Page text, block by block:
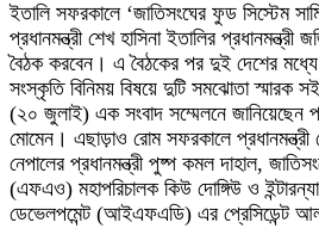
ইতালি সফরকালে ‘জাতিসংঘের ফুড সিস্টেম
প্রধানমন্ত্রী শেখ হাসিনা ইতালির প্রধানমন্ত্রী
বৈঠক করবেন। এ বৈঠকের পর দুই দেশের মধ্যে
সংস্কৃতি বিনিময় বিষয়ে দুটি সমঝোতা স্মারক
(২০ জুলাই) এক সংবাদ সম্মেলনে জানিয়েছেন
মোমেন। এছাড়াও রোম সফরকালে প্রধানমন্ত্রী
নেপালের প্রধানমন্ত্রী পুষ্প কমল দাহাল,
(এফএও) মহাপরিচালক কিউ দোঙ্গিউ ও
ডেভেলপমেন্ট (আইএফএডি) এর প্রেসিডেন্ট